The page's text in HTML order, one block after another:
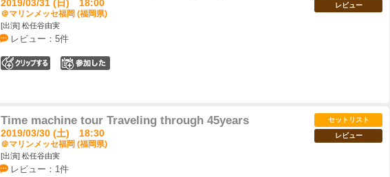
2019/03/31 (日) 18:00
＠マリンメッセ福岡 (福岡県)
[出演] 松任谷由実
レビュー：5件
レビュー
Time machine tour Traveling through 45years
2019/03/30 (土) 18:30
＠マリンメッセ福岡 (福岡県)
[出演] 松任谷由実
レビュー：1件
セットリスト
レビュー